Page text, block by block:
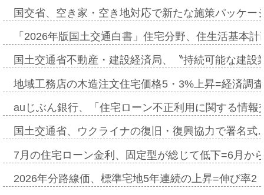
国交省、空き家・空き地対応で新たな施策パッケ
「2026年版国土交通白書」住宅分野、住生活基本
国土交通省不動産・建設経済局、〝持続可能な建
地域工務店の木造注文住宅価格5・3%上昇=経済調
auじぶん銀行、「住宅ローン不正利用に関する情
国土交通省、ウクライナの復旧・復興協力で署名
7月の住宅ローン金利、固定型が総じて低下=6月か
2026年分路線価、標準宅地5年連続の上昇=伸び率